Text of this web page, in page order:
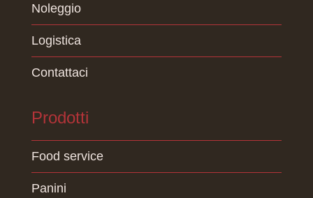
Noleggio
Logistica
Contattaci
Prodotti
Food service
Panini